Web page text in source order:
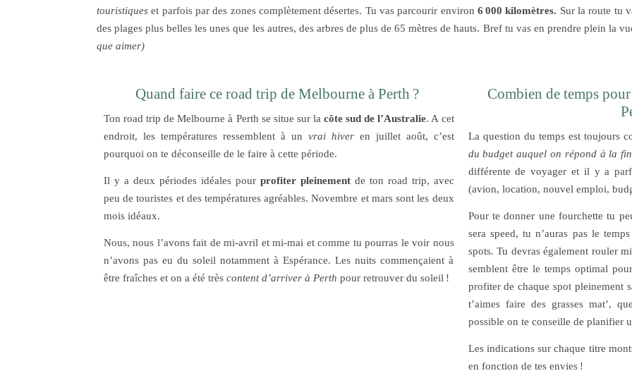
touristiques et parfois par des zones complètement désertes. Tu vas parcourir environ 6 000 kilomètres. Sur la route tu
des plages plus belles les unes que les autres, des arbres de plus de 65 mètres de hauts. Bref tu vas en prendre plein la
que aimer)
Quand faire ce road trip de Melbourne à Perth ?
Ton road trip de Melbourne à Perth se situe sur lacôte sud de l’Australie. A cet
endroit, les températures ressemblent à un vrai hiveren juillet août, c’est
pourquoi on te déconseille de le faire à cette période.
Il y a deux périodes idéales pour profiter pleinementde ton road trip, avec
peu de touristes et des températures agréables. Novembre et mars sont les deux
mois idéaux.
Nous, nous l’avons fait de mi-avril et mi-mai et comme tu pourras le voir nous
n’avons pas eu du soleil notamment à Espérance. Les nuits commençaient à
être fraîches et on a été très content d’arriver à Perth pour retrouver du soleil !
Combien de temps
La question du temps est toujours
du budget auquel on répond à la
différente de voyager et il y a
(avion, location, nouvel emploi,
Pour te donner une fourchette tu
sera speed, tu n’auras pas le
spots. Tu devras également rouler
semblent être le temps optimal
profiter de chaque spot pleinement
t’aimes faire des grasses mat’,
possible on te conseille de planifier
Les indications sur chaque titre
en fonction de tes envies !